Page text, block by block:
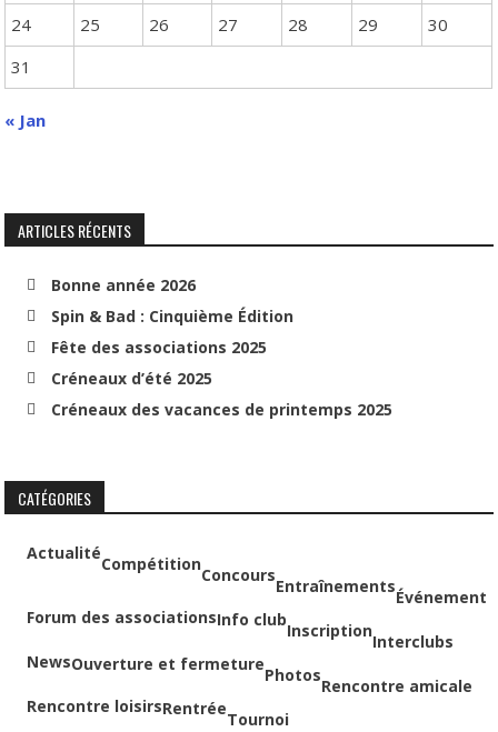
24
25 26 27 28 29
30
31
« Jan
ARTICLES RÉCENTS
Bonne année 2026
Spin & Bad : Cinquième Édition
Fête des associations 2025
Créneaux d’été 2025
Créneaux des vacances de printemps 2025
CATÉGORIES
Actualité
Compétition
Concours
Entraînements
Événement
Forum des associationsInfo club
Inscription
Interclubs
NewsOuverture et fermeture
Photos
Rencontre amicale
Rencontre loisirsRentrée
Tournoi